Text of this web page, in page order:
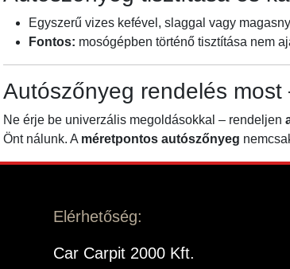
Egyszerű vizes kefével, slaggal vagy
Fontos: mosógépben történő tisztítása nem
Autószőnyeg rendelés
Ne érje be univerzális megoldásokkal – rendeljen
Önt nálunk. A méretpontos autószőnyeg
Elérhetőség:
Car Carpit 2000 Kft.